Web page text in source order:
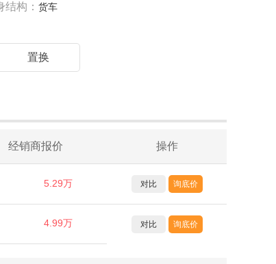
结构： 货车
置换
经销商报价 操作
5.29万 对比 询底价
4.99万 对比 询底价